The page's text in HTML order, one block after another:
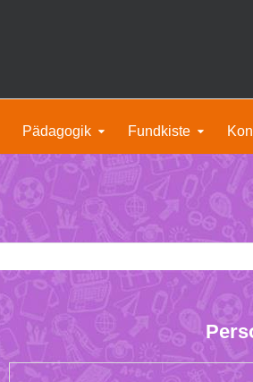
Pädagogik Fundkiste